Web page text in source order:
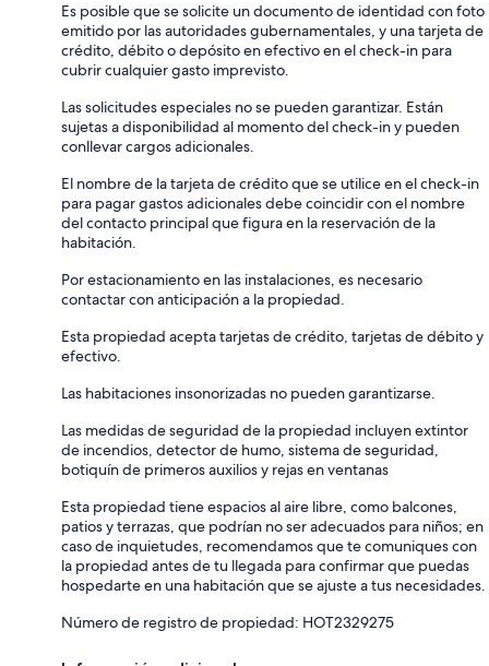
Es posible que se solicite un documento de identidad con foto
emitido por las autoridades gubernamentales, y una tarjeta de
crédito, débito o depósito en efectivo en el check-in para
cubrir cualquier gasto imprevisto.
Las solicitudes especiales no se pueden garantizar. Están
sujetas a disponibilidad al momento del check-in y pueden
conllevar cargos adicionales.
El nombre de la tarjeta de crédito que se utilice en el check-in
para pagar gastos adicionales debe coincidir con el nombre
del contacto principal que figura en la reservación de la
habitación.
Por estacionamiento en las instalaciones, es necesario
contactar con anticipación a la propiedad.
Esta propiedad acepta tarjetas de crédito, tarjetas de débito y
efectivo.
Las habitaciones insonorizadas no pueden garantizarse.
Las medidas de seguridad de la propiedad incluyen extintor
de incendios, detector de humo, sistema de seguridad,
botiquín de primeros auxilios y rejas en ventanas
Esta propiedad tiene espacios al aire libre, como balcones,
patios y terrazas, que podrían no ser adecuados para niños; en
caso de inquietudes, recomendamos que te comuniques con
la propiedad antes de tu llegada para confirmar que puedas
hospedarte en una habitación que se ajuste a tus necesidades.
Número de registro de propiedad: HOT2329275